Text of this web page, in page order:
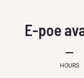
E-poe
–
HOURS